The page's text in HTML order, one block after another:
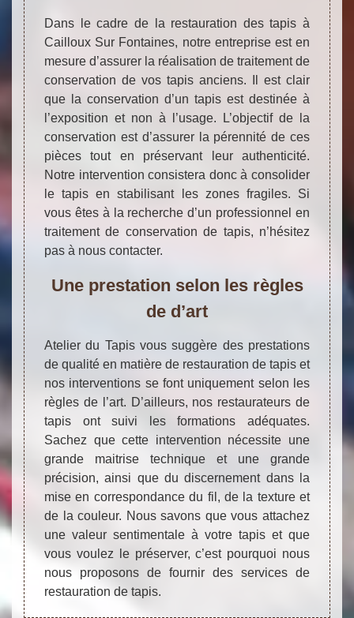
Dans le cadre de la restauration des tapis à
Cailloux Sur Fontaines, notre entreprise est en
mesure d’assurer la réalisation de traitement de
conservation de vos tapis anciens. Il est clair
que la conservation d’un tapis est destinée à
l’exposition et non à l’usage. L’objectif de la
conservation est d’assurer la pérennité de ces
pièces tout en préservant leur authenticité.
Notre intervention consistera donc à consolider
le tapis en stabilisant les zones fragiles. Si
vous êtes à la recherche d’un professionnel en
traitement de conservation de tapis, n’hésitez
pas à nous contacter.
Une prestation selon les règles
de d’art
Atelier du Tapis vous suggère des prestations
de qualité en matière de restauration de tapis et
nos interventions se font uniquement selon les
règles de l’art. D’ailleurs, nos restaurateurs de
tapis ont suivi les formations adéquates.
Sachez que cette intervention nécessite une
grande maitrise technique et une grande
précision, ainsi que du discernement dans la
mise en correspondance du fil, de la texture et
de la couleur. Nous savons que vous attachez
une valeur sentimentale à votre tapis et que
vous voulez le préserver, c’est pourquoi nous
nous proposons de fournir des services de
restauration de tapis.